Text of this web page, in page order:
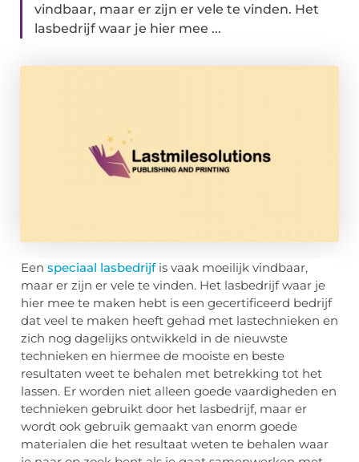
vindbaar, maar er zijn er vele te vinden. Het
lasbedrijf waar je hier mee ...
Een speciaal lasbedrijf is vaak moeilijk vindbaar,
maar er zijn er vele te vinden. Het lasbedrijf waar je
hier mee te maken hebt is een gecertificeerd bedrijf
dat veel te maken heeft gehad met lastechnieken en
zich nog dagelijks ontwikkeld in de nieuwste
technieken en hiermee de mooiste en beste
resultaten weet te behalen met betrekking tot het
lassen. Er worden niet alleen goede vaardigheden en
technieken gebruikt door het lasbedrijf, maar er
wordt ook gebruik gemaakt van enorm goede
materialen die het resultaat weten te behalen waar